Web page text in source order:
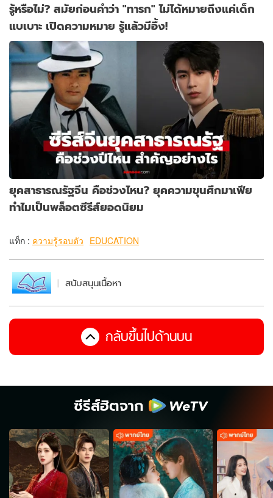
รู้หรือไม่? สมัยก่อนคำว่า "ทารก" ไม่ได้หมายถึงแค่เด็ก
แบเบาะ เปิดความหมาย รู้แล้วมีอึ้ง!
ยุคสาธารณรัฐจีน คือช่วงไหน? ยุคความขุนศึกมาเฟีย
ทำไมเป็นพล็อตซีรีส์ยอดนิยม
แท็ก : ความรู้รอบตัว EDUCATION
สนับสนุนเนื้อหา
กลับขึ้นไปด้านบน
ซีรีส์ฮิตจาก